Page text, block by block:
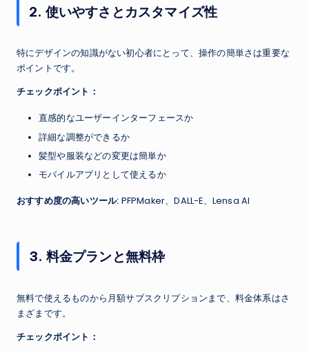
2. 使いやすさとカスタマイズ性
特にデザインの知識がない初心者にとって、操作の簡単さは重要な
ポイントです。
チェックポイント：
直感的なユーザーインターフェースか
詳細な調整ができるか
髪型や服装などの変更は簡単か
モバイルアプリとして使えるか
おすすめ度の高いツール: PFPMaker、DALL-E、Lensa AI
3. 料金プランと無料枠
無料で使えるものから月額サブスクリプションまで、料金体系はさ
まざまです。
チェックポイント：